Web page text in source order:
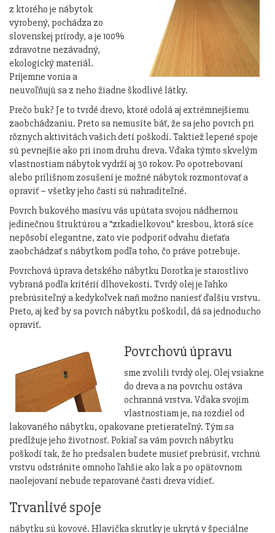
z ktorého je nábytok
vyrobený, pochádza zo
slovenskej prírody, a je 100%
zdravotne nezávadný,
ekologický materiál.
Príjemne vonia a
neuvoľňujú sa z neho žiadne škodlivé látky.
Prečo buk? Je to tvrdé drevo, ktoré odolá aj extrémnejšiemu
zaobchádzaniu. Preto sa nemusíte báť, že sa jeho povrch pri
rôznych aktivitách vašich detí poškodí. Taktiež lepené spoje
sú pevnejšie ako pri inom druhu dreva. Vďaka týmto skvelým
vlastnostiam nábytok vydrží aj 30 rokov. Po opotrebovaní
alebo prílišnom zosušení je možné nábytok rozmontovať a
opraviť – všetky jeho časti sú nahraditeľné.
Povrch bukového masívu vás upútata svojou nádhernou
jedinečnou štruktúrou a “zrkadielkovou” kresbou, ktorá síce
nepôsobí elegantne, zato vie podporiť odvahu dieťaťa
zaobchádzať s nábytkom podľa toho, čo práve potrebuje.
Povrchová úprava detského nábytku Dorotka je starostlivo
vybraná podľa kritérií dlhovekosti. Tvrdý olej je ľahko
prebrúsiteľný a kedykoľvek naň možno naniesť ďalšiu vrstvu.
Preto, aj keď by sa povrch nábytku poškodil, dá sa jednoducho
opraviť.
Povrchovú úpravu
sme zvolili tvrdý olej. Olej vsiakne
do dreva a na povrchu ostáva
ochranná vrstva. Vďaka svojim
vlastnostiam je, na rozdiel od
lakovaného nábytku, opakovane pretierateľný. Tým sa
predlžuje jeho životnosť. Pokiaľ sa vám povrch nábytku
poškodí tak, že ho predsalen budete musieť prebrúsiť, vrchnú
vrstvu odstránite omnoho ľahšie ako lak a po opätovnom
naolejovaní nebude reparované časti dreva vidieť.
Trvanlivé spoje
nábytku sú kovové. Hlavička skrutky je ukrytá v špeciálne